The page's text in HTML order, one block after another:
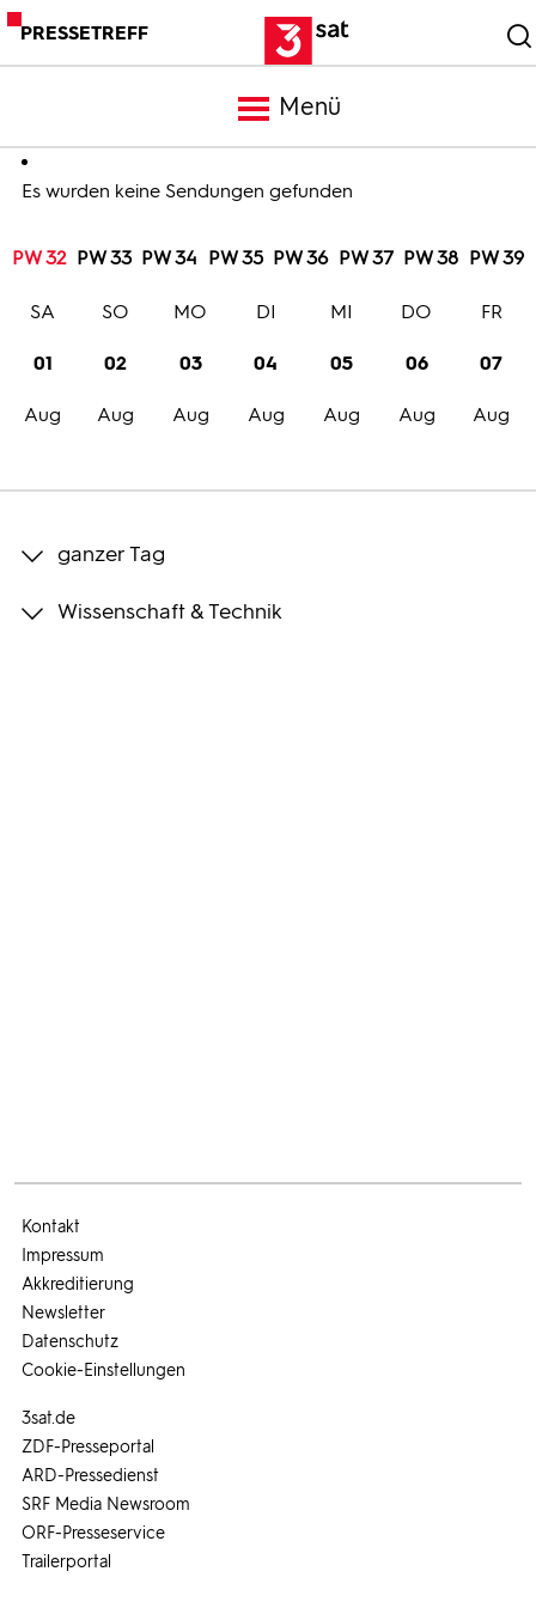
PRESSETREFF
Menü
Meldungen
Programm
Trailer
Bilder
Es wurden keine Sendungen gefunden
PW 32 PW 33 PW 34 PW 35 PW 36 PW 37 PW 38 PW 39
01
Aug
SA
02
Aug
SO
03
Aug
MO
04
Aug
DI
05
Aug
MI
06
Aug
DO
07
Aug
FR
ganzer Tag
Wissenschaft & Technik
3sat.de
ZDF-Presseportal
ARD-Pressedienst
SRF Media Newsroom
ORF-Presseservice
Trailerportal
Kontakt
Impressum
Akkreditierung
Newsletter
Datenschutz
Cookie-Einstellungen